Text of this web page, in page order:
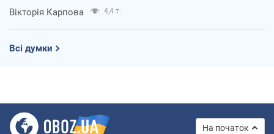
Вікторія Карпова 4,4 т.
Всі думки
На початок